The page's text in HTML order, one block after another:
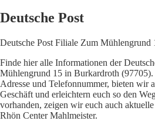
Deutsche Post
Deutsche Post Filiale Zum Mühlengrund
Finde hier alle Informationen der
Mühlengrund 15 in Burkardroth
Adresse und Telefonnummer, bieten wir
Geschäft und erleichtern euch so den
vorhanden, zeigen wir euch auch
Rhön Center Mahlmeister.